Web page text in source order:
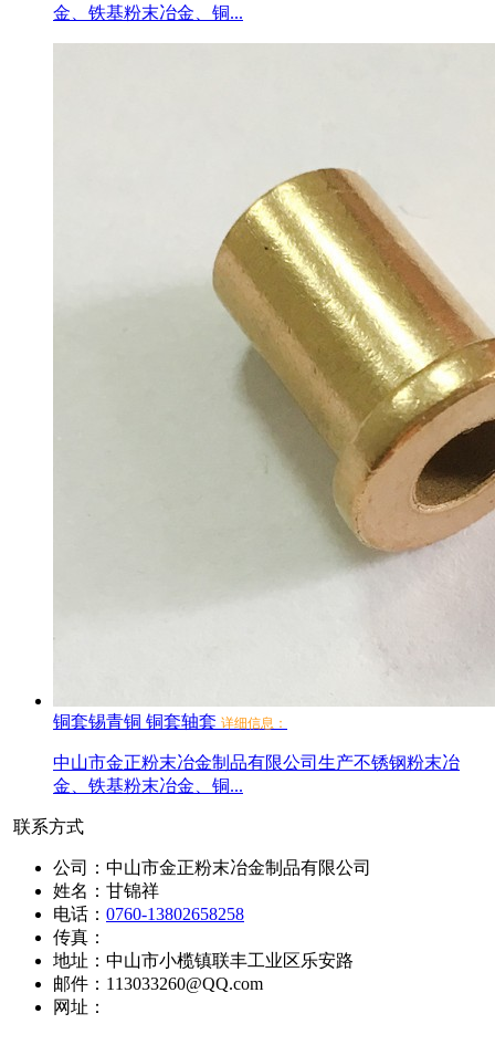
金、铁基粉末冶金、铜...
铜套锡青铜 铜套轴套 详细信息：
中山市金正粉末冶金制品有限公司生产不锈钢粉末冶
金、铁基粉末冶金、铜...
联系方式
公司：中山市金正粉末冶金制品有限公司
姓名：甘锦祥
电话： 0760-13802658258
传真：
地址：中山市小榄镇联丰工业区乐安路
邮件：113033260@QQ.com
网址：